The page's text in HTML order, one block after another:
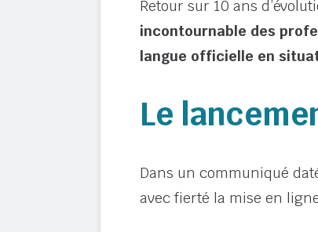
Retour sur 10 ans
incontournable des
langue officielle en
Le
Dans un communiqué
avec fierté la mise en